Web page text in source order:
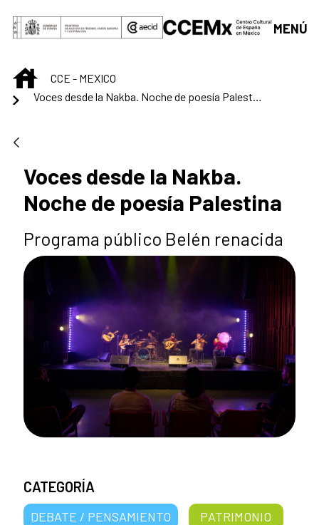
Saltar al contenido principal
MENÚ
INICIOCCE - MEXICO
Voces desde la Nakba. Noche de poesía Palestina
Voces desde la Nakba.
Noche de poesía Palestina
Programa público Belén renacida
CATEGORÍA
DEBATE / PENSAMIENTO PATRIMONIO